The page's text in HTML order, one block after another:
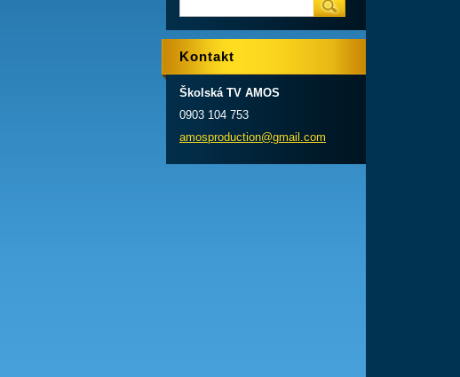
Kontakt
Školská TV AMOS
0903 104 753
amosproduction@gmail.com